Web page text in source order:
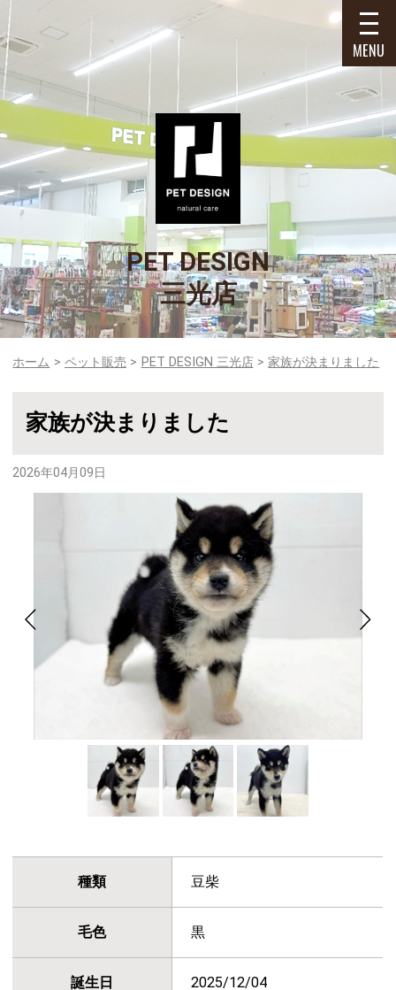
PET DESIGN
三光店
MENU
ホーム ペット販売 PET DESIGN 三光店 家族が決まりました
家族が決まりました
2026年04月09日
種類 豆柴
毛色 黒
誕生日 2025/12/04